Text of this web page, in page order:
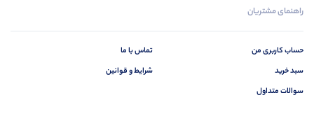
راهنمای مشتریان
حساب کاربری من
سبد خرید
سوالات متداول
تماس با ما
شرایط و قوانین